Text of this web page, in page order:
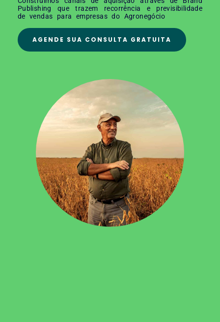
Publishing que trazem recorrência e previsibilidade
de vendas para empresas do Agronegócio
AGENDE SUA CONSULTA GRATUITA